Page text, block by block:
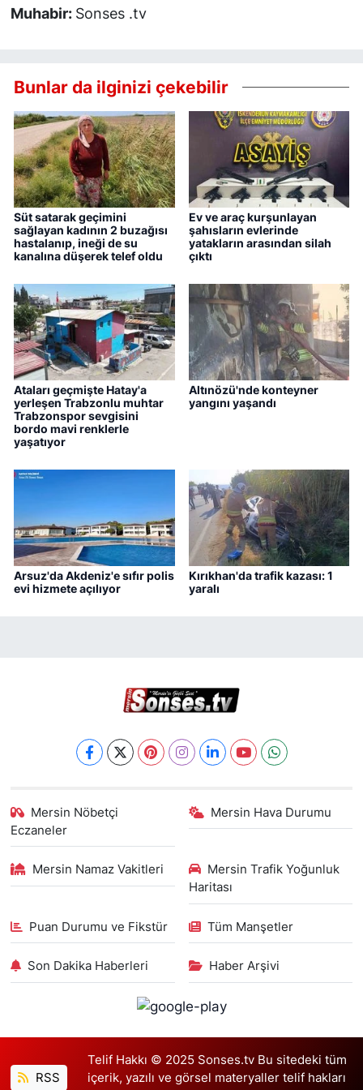
Muhabir: Sonses .tv
Bunlar da ilginizi çekebilir
Süt satarak geçimini
sağlayan kadının 2 buzağısı
hastalanıp, ineği de su
kanalına düşerek telef oldu
Ev ve araç kurşunlayan
şahısların evlerinde
yatakların arasından silah
çıktı
Ataları geçmişte Hatay'a
yerleşen Trabzonlu muhtar
Trabzonspor sevgisini
bordo mavi renklerle
yaşatıyor
Altınözü'nde konteyner
yangını yaşandı
Arsuz'da Akdeniz'e sıfır polis
evi hizmete açılıyor
Kırıkhan'da trafik kazası: 1
yaralı
Mersin Nöbetçi
Eczaneler
Mersin Hava Durumu
Mersin Namaz Vakitleri
Mersin Trafik Yoğunluk
Haritası
Puan Durumu ve Fikstür Tüm Manşetler
Son Dakika Haberleri Haber Arşivi
RSS
Telif Hakkı © 2025 Sonses.tv Bu sitedeki tüm
içerik, yazılı ve görsel materyaller telif hakları